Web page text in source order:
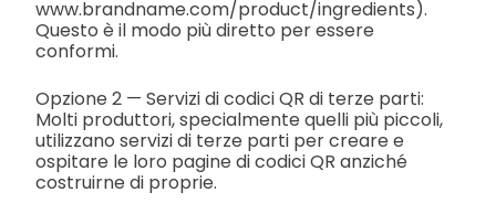
www.brandname.com/product/ingredients).
Questo è il modo più diretto per essere
conformi.
Opzione 2 — Servizi di codici QR di terze parti:
Molti produttori, specialmente quelli più piccoli,
utilizzano servizi di terze parti per creare e
ospitare le loro pagine di codici QR anziché
costruirne di proprie.